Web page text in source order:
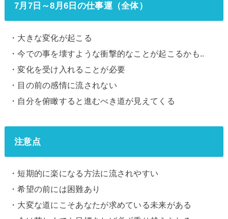
7月7日～8月6日の仕事運（全体）
・大きな変化が起こる
・今での事を壊すような衝撃的なことが起こるかも..
・変化を受け入れることが必要
・目の前の感情に流されない
・自分を俯瞰すると進むべき道が見えてくる
注意点
・短期的に楽になる方法に流されやすい
・希望の前には困難あり
・大変な道にこそあなたが求めている未来がある